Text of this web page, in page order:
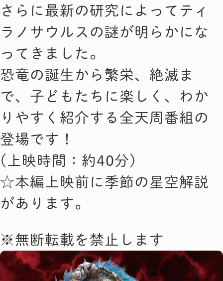
さらに最新の研究によってティ
ラノサウルスの謎が明らかにな
ってきました。
恐竜の誕生から繁栄、絶滅ま
で、子どもたちに楽しく、わか
りやすく紹介する全天周番組の
登場です！
(上映時間：約40分)
☆本編上映前に季節の星空解説
があります。
※無断転載を禁止します